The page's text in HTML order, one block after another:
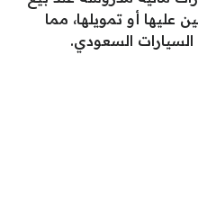
عليها أو تمويلها، مما
السعودي.